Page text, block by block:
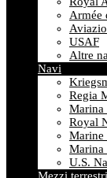
Armée
USAF
Altre
Navi
Regia
Marina
Royal
Marine
Marina
U.S.